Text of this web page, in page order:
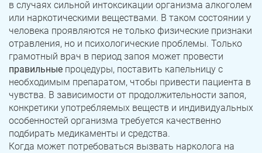
в случаях сильной интоксикации организма алкоголем
или наркотическими веществами. В таком состоянии у
человека проявляются не только физические признаки
отравления, но и психологические проблемы. Только
грамотный врач в период запоя может провести
правильные процедуры, поставить капельницу с
необходимым препаратом, чтобы привести пациента в
чувства. В зависимости от продолжительности запоя,
конкретики употребляемых веществ и индивидуальных
особенностей организма требуется качественно
подбирать медикаменты и средства.
Когда может потребоваться вызвать нарколога на